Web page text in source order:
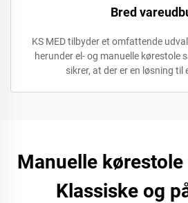
Bred
KS MED tilbyder et omfattende
herunder el- og manuelle kørestole
sikrer, at der er en løsning til
Manuelle kørestole
Klassiske og